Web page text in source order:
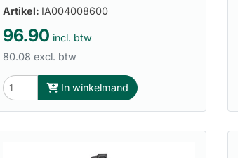
Artikel: IA004008600
96.90 incl. btw
80.08 excl. btw
In winkelmand